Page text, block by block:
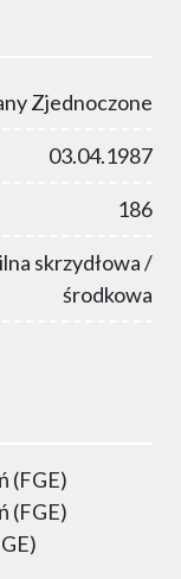
Zjednoczone
03.04.1987
186
skrzydłowa /
środkowa
(FGE)
(FGE)